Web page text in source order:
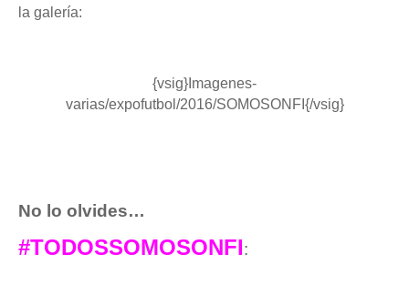
la galería:
{vsig}Imagenes-
varias/expofutbol/2016/SOMOSONFI{/vsig}
No lo olvides…
#TODOSSOMOSONFI: